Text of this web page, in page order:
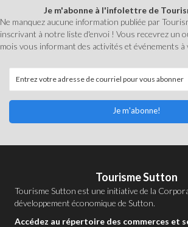
Je m'abonne à l'infolettre de
Ne manquez aucune information publiée par
inscrivant à notre liste d'envoi ! Vous recevrez un
mois vous informant des activités et événements à
Je m'abonne!
Tourisme Sutton
Tourisme Sutton est une initiative de la
développement économique de Sutton.
Accédez au répertoire des commerces et